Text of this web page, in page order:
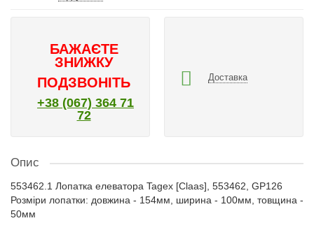
БАЖАЄТЕ
ЗНИЖКУ
ПОДЗВОНІТЬ
+38 (067) 364 71
72
Доставка
Опис
553462.1 Лопатка елеватора Tagex [Claas], 553462, GP126
Розміри лопатки: довжина - 154мм, ширина - 100мм, товщина -
50мм